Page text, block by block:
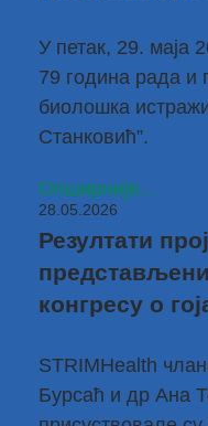
У петак, 29. маја
79 година рада и
биолошка
Станковић”.
Опширније...
28.05.2026
Резултати
конгресу о
STRIMHealth
Бурсаћ и др Ана